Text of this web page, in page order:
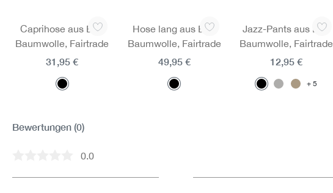
Caprihose aus Bio-
Baumwolle, Fairtrade
31,95 €
Hose lang aus Bio-
Baumwolle, Fairtrade
49,95 €
Jazz-Pants aus Bio-
Baumwolle, Fairtrade
5
12,95 €
Bewertungen (0)
Durchschnittliche Bewertung von 0 von 5 Sternen
0.0